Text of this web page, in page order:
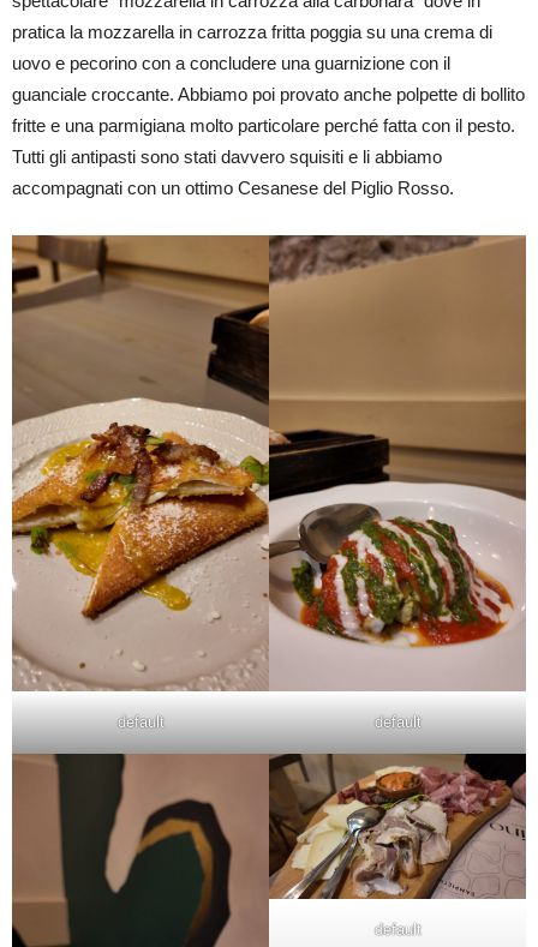
pratica la mozzarella in carrozza fritta poggia su una crema di
uovo e pecorino con a concludere una guarnizione con il
guanciale croccante. Abbiamo poi provato anche polpette di bollito
fritte e una parmigiana molto particolare perché fatta con il pesto.
Tutti gli antipasti sono stati davvero squisiti e li abbiamo
accompagnati con un ottimo Cesanese del Piglio Rosso.
default default
default